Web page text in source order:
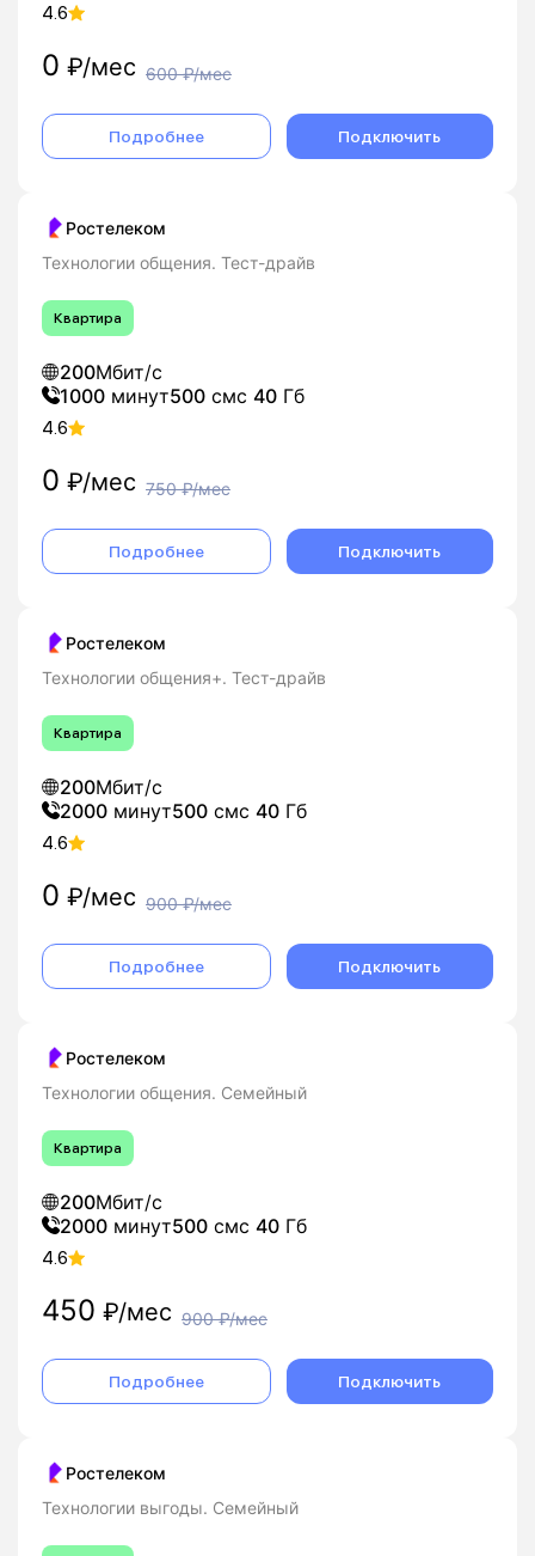
4.6
0 ₽/мес 600₽/мес
Подробнее Подключить
Ростелеком
Технологии общения. Тест-драйв
Квартира
200Мбит/с
1000 минут500 смс 40 Гб
4.6
0 ₽/мес 750₽/мес
Подробнее Подключить
Ростелеком
Технологии общения+. Тест-драйв
Квартира
200Мбит/с
2000 минут500 смс 40 Гб
4.6
0 ₽/мес 900₽/мес
Подробнее Подключить
Ростелеком
Технологии общения. Семейный
Квартира
200Мбит/с
2000 минут500 смс 40 Гб
4.6
450 ₽/мес 900₽/мес
Подробнее Подключить
Ростелеком
Технологии выгоды. Семейный